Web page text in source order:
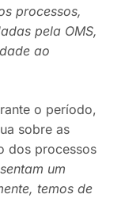
processos,
pela OMS,
ao
o período,
sobre as
dos processos
um
temos de